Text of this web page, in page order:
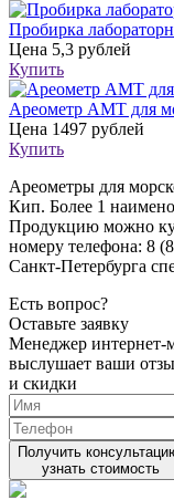
Пробирка
Цена 5,3 рублей
Купить
Ареометр АМТ для
Цена 1497 рублей
Купить
Ареометры для
Кип. Более 1
Продукцию можно
номеру телефона: 8
Санкт-Петербурга
Есть вопрос?
Оставьте заявку
Менеджер интернет-
выслушает ваши
и скидки
Получить
узнать стоимость